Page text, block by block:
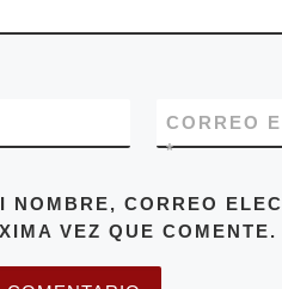
CORREO
*
NOMBRE, CORREO
VEZ QUE COMENTE.